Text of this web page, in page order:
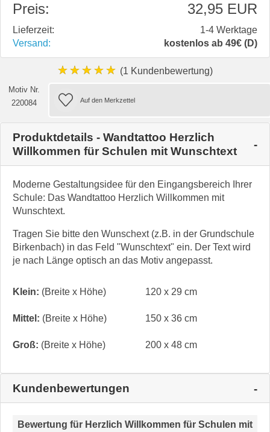
Preis: 32,95 EUR
Lieferzeit:
1-4 Werktage
Versand:
kostenlos ab 49€ (D)
★★★★★ (1 Kundenbewertung)
Motiv Nr.
220084
Produktdetails - Wandtattoo Herzlich
Willkommen für Schulen mit Wunschtext
Moderne Gestaltungsidee für den Eingangsbereich Ihrer
Schule: Das Wandtattoo Herzlich Willkommen mit
Wunschtext.
Tragen Sie bitte den Wunschext (z.B. in der Grundschule
Birkenbach) in das Feld "Wunschtext" ein. Der Text wird
je nach Länge optisch an das Motiv angepasst.
Klein: (Breite x Höhe) 120 x 29 cm
Mittel: (Breite x Höhe) 150 x 36 cm
Groß: (Breite x Höhe) 200 x 48 cm
Kundenbewertungen
Bewertung für Herzlich Willkommen für Schulen mit